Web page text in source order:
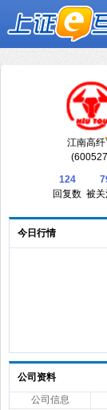
江南高纤
124
回复数 被
今日行情
公司资料
公司信息